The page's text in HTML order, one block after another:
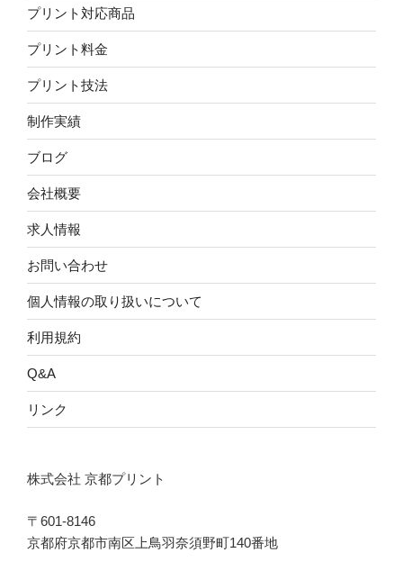
プリント対応商品
プリント料金
プリント技法
制作実績
ブログ
会社概要
求人情報
お問い合わせ
個人情報の取り扱いについて
利用規約
Q&A
リンク
株式会社 京都プリント
〒601-8146
京都府京都市南区上鳥羽奈須野町140番地